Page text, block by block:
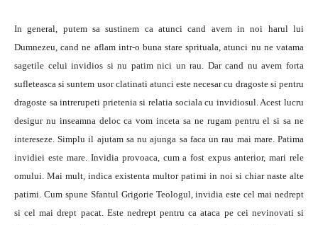
In general, putem sa sustinem ca atunci cand avem in noi harul lui
Dumnezeu, cand ne aflam intr-o buna stare sprituala, atunci nu ne vatama
sagetile celui invidios si nu patim nici un rau. Dar cand nu avem forta
sufleteasca si suntem usor clatinati atunci este necesar cu dragoste si pentru
dragoste sa intrerupeti prietenia si relatia sociala cu invidiosul. Acest lucru
desigur nu inseamna deloc ca vom inceta sa ne rugam pentru el si sa ne
intereseze. Simplu il ajutam sa nu ajunga sa faca un rau mai mare. Patima
invidiei este mare. Invidia provoaca, cum a fost expus anterior, mari rele
omului. Mai mult, indica existenta multor patimi in noi si chiar naste alte
patimi. Cum spune Sfantul Grigorie Teologul, invidia este cel mai nedrept
si cel mai drept pacat. Este nedrept pentru ca ataca pe cei nevinovati si